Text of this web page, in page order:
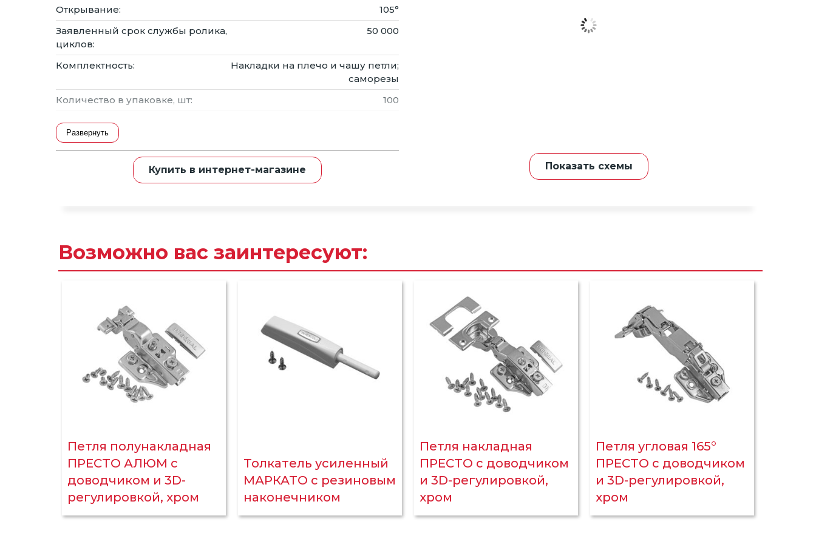
Блог
Алюминиевый профиль
для кухни
Кухонный цоколь
Наполнение для
шкафов и кухонь
Открывание:
105°
Заявленный срок службы ролика,
циклов:
50 000
Комплектность:
Накладки на плечо и чашу петли;
саморезы
Количество в упаковке, шт:
100
Гарантия:
Развернуть
Купить в интернет-магазине Показать схемы
Возможно вас заинтересуют:
Петля полунакладная
ПРЕСТО АЛЮМ с
доводчиком и 3D-
регулировкой, хром
Толкатель усиленный
МАРКАТО с резиновым
наконечником
Петля накладная
ПРЕСТО с доводчиком
и 3D-регулировкой,
хром
Петля угловая 165°
ПРЕСТО с доводчиком
и 3D-регулировкой,
хром